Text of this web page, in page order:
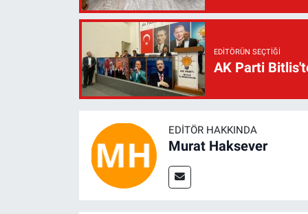
EDITÖRÜN SEÇTIĞI
AK Parti
EDITÖR HAKKINDA
Murat Haksever